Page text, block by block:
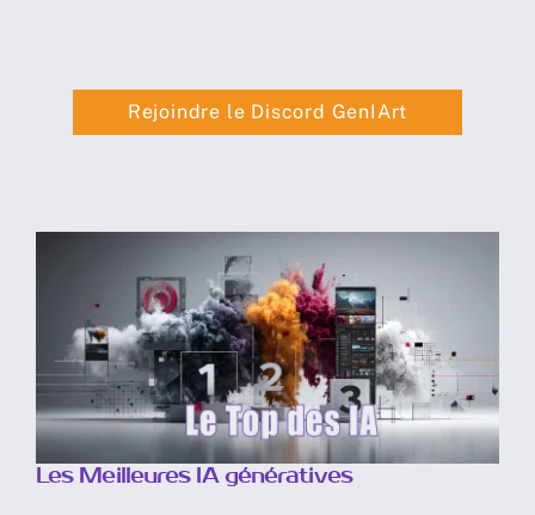
Rejoindre le Discord GenIArt
Les Meilleures IA génératives